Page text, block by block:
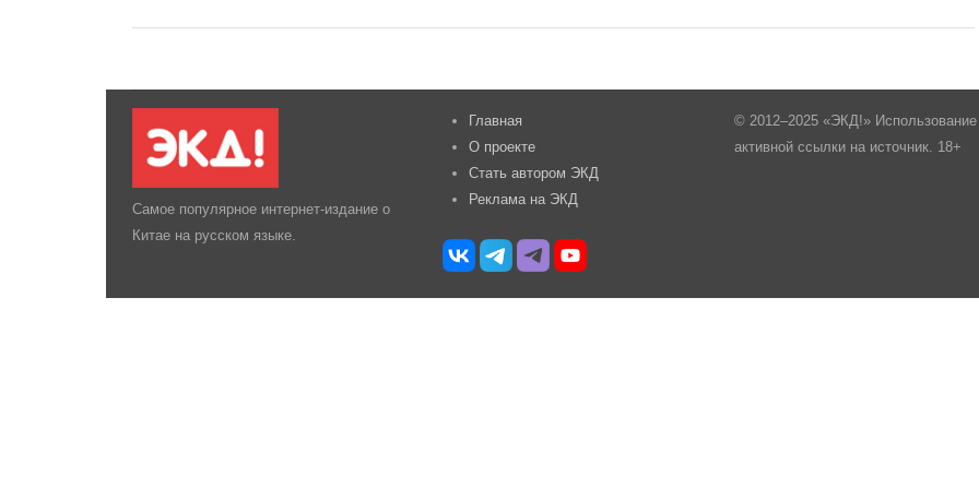
Самое популярное интернет-издание о
Китае на русском языке.
Главная
О проекте
Стать автором ЭКД
Реклама на ЭКД
© 2012–2025 «ЭКД!»
активной ссылки на источник. 18+